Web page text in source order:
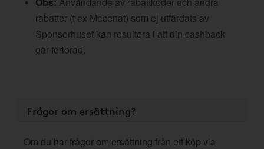
rabatter (t ex Mecenat) som ej utfärdats av
Sponsorhuset kan resultera i att din cashback
går förlorad.
Frågor om ersättning?
Om du har frågor om ersättning från ett köp via